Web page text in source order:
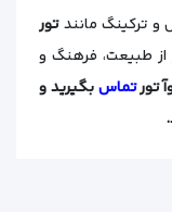
و ترکینگ مانندتور
از طبیعت، فرهنگ و
تورتماسبگیرید و